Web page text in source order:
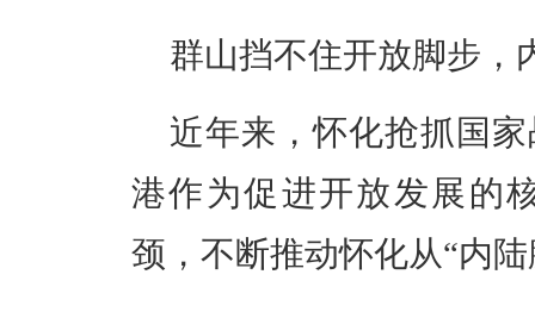
群山挡不住开放脚步，
近年来，怀化抢抓国
港作为促进开放发展的
颈，不断推动怀化从“内